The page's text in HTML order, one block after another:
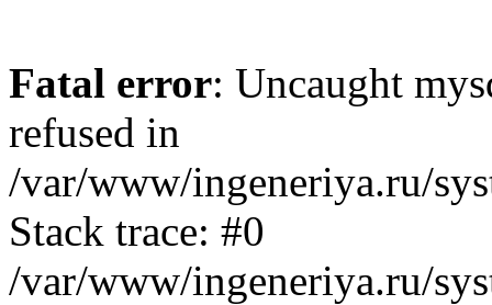
Fatal error: Uncaught
refused in
/var/www/ingeneriya.ru/
Stack trace: #0
/var/www/ingeneriya.ru/